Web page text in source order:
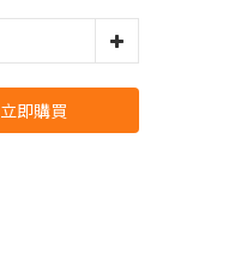
立即購買